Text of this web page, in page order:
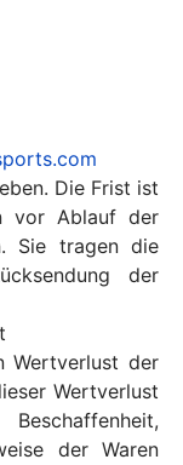
Die Frist ist
vor Ablauf der
Sie tragen die
der
Wertverlust der
Wertverlust
der Waren